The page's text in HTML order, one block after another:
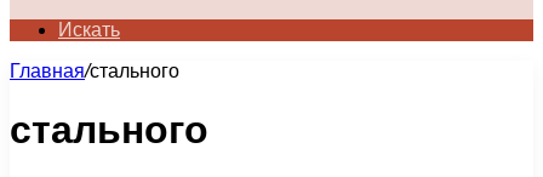
Искать
Главная/стального
стального